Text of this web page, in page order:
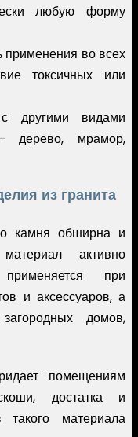
любую форму
применения во всех
токсичных или
другими видами
дерево, мрамор,
из гранита
камня обширна и
активно
при
и аксессуаров, а
домов,
помещениям
достатка и
материала